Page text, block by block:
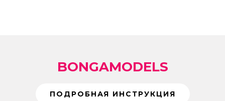
BONGAMODELS
ПОДРОБНАЯ ИНСТРУКЦИЯ